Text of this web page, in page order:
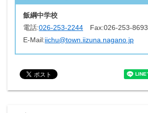
飯綱中学校
電話:026-253-2244 Fax:026-253-8693
E-Mail:iichu@town.iizuna.nagano.jp